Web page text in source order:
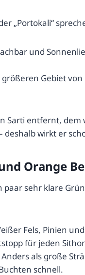
„Portokali“
und
größeren Gebiet
Sarti entfernt,
deshalb wirkt er
Orange
sehr klare
Fels, Pinien
für jeden
Anders als große
schnell.